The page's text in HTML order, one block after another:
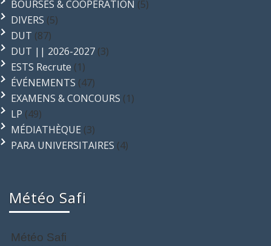
BOURSES & COOPÉRATION (5)
DIVERS (5)
DUT (87)
DUT || 2026-2027 (3)
ESTS Recrute (1)
ÉVÉNEMENTS (47)
EXAMENS & CONCOURS (1)
LP (49)
MÉDIATHÈQUE (3)
PARA UNIVERSITAIRES (4)
Météo Safi